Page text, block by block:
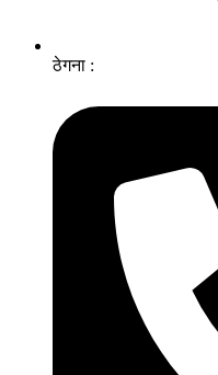
ठेगना :